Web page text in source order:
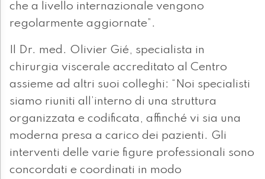
che a livello internazionale vengono
regolarmente aggiornate”.
Il Dr. med. Olivier Gié, specialista in
chirurgia viscerale accreditato al Centro
assieme ad altri suoi colleghi: “Noi specialisti
siamo riuniti all’interno di una struttura
organizzata e codificata, affinché vi sia una
moderna presa a carico dei pazienti. Gli
interventi delle varie figure professionali sono
concordati e coordinati in modo